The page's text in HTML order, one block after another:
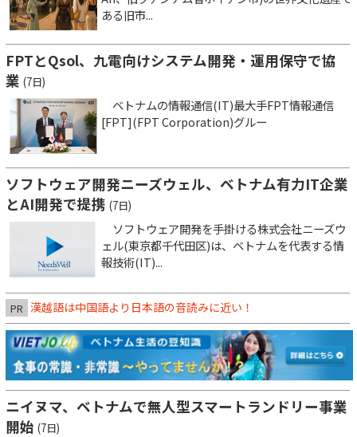
ある旧市...
FPTとQsol、九電向けシステム開発・運用保守で協
業 (7日)
ベトナムの情報通信(IT)最大手FPT情報通信
[FPT](FPT Corporation)グルー
ソフトウェア開発ニーズウェル、ベトナム有力IT企業
とAI開発で提携 (7日)
ソフトウェア開発を手掛ける株式会社ニーズウ
ェル(東京都千代田区)は、ベトナムを代表する情
報技術(IT)...
PR 漢越語は中国語より日本語の音読みに近い！
ニイヌマ、ベトナムで無人型スマートランドリー事業
開始 (7日)